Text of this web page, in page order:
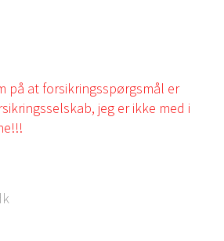
på at forsikringsspørgsmål er
jeg er ikke med i